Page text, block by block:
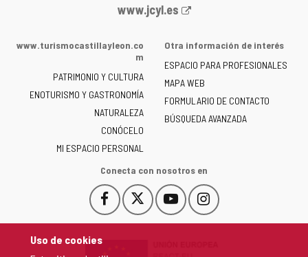
Uso de cookies
Portal
la
de
Castilla
y
León
-
www.jcyl.es
www.turismocastillayleon.co
m
PATRIMONIO Y CULTURA
ENOTURISMO Y GASTRONOMÍA
NATURALEZA
CONÓCELO
MI ESPACIO PERSONAL
Otra información de interés
ESPACIO PARA PROFESIONALES
MAPA WEB
FORMULARIO DE CONTACTO
BÚSQUEDA AVANZADA
Conecta con nosotros en
Facebook
Este
enlace
Este
enlace
YouTube
Este
enlace
Instagram
Este
enlace